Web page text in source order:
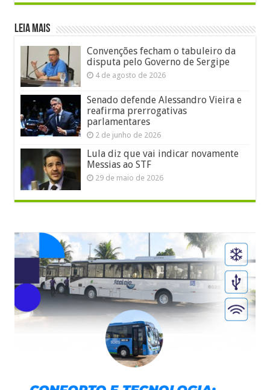
LEIA MAIS
Convenções fecham o tabuleiro da
disputa pelo Governo de Sergipe
4 de agosto de 2026
Senado defende Alessandro Vieira e
reafirma prerrogativas
parlamentares
2 de junho de 2026
Lula diz que vai indicar novamente
Messias ao STF
29 de maio de 2026